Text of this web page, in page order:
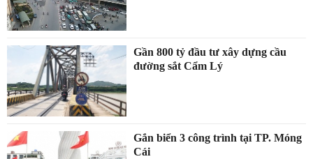
Gần 800 tỷ đầu tư xây dựng cầu
đường sắt Cẩm Lý
Gắn biển 3 công trình tại TP. Móng
Cái